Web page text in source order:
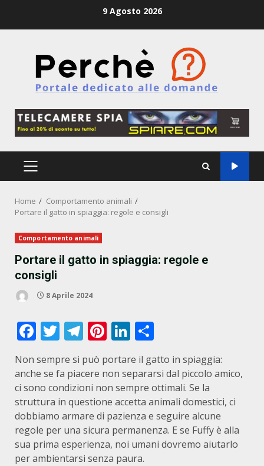
9 Agosto 2026
PRIMARY
Home
Comportamento animali
Portare il gatto in spiaggia: regole e consigli
Comportamento animali
Portare il gatto in spiaggia: regole e
consigli
8 Aprile 2024
Facebook
Twitter
Telegram
Pinterest
LinkedIn
Non sempre si può portare il gatto in spiaggia:
anche se fa piacere non separarsi dal piccolo amico,
ci sono condizioni non sempre ottimali. Se la
struttura in questione accetta animali domestici, ci
dobbiamo armare di pazienza e seguire alcune
regole per una sicura permanenza. E se Fuffy è alla
sua prima esperienza, noi umani dovremo aiutarlo
per ambientarsi senza paura.